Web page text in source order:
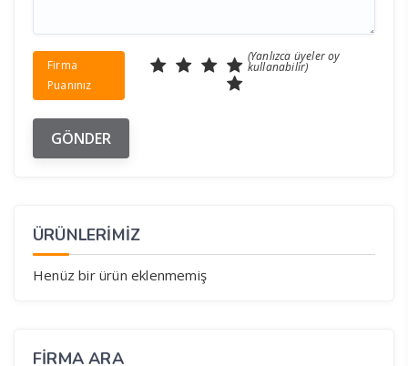
Firma
Puanınız
(Yanlızca üyeler oy
kullanabilir)
ÜRÜNLERİMİZ
Henüz bir ürün eklenmemiş
FIRMA ARA